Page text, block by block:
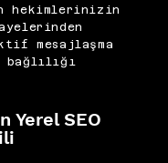
hekimlerinizin
mesajlaşma
Yerel SEO